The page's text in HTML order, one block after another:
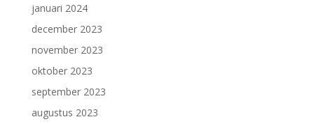
januari 2024
december 2023
november 2023
oktober 2023
september 2023
augustus 2023